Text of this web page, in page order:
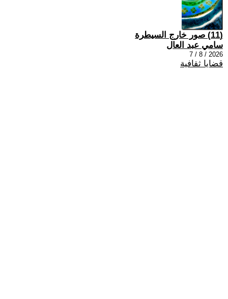
(11) صور خارج السيطرة
سامي عبد العال
2026 / 8 / 7
قضايا ثقافية